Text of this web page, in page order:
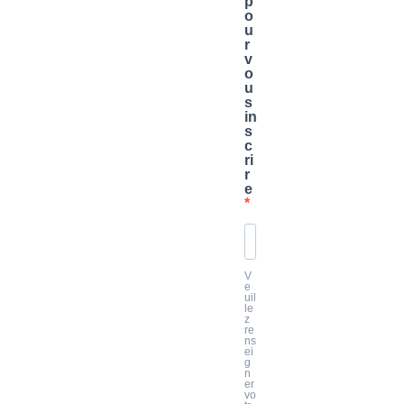
o
u
r
v
o
u
s
in
s
c
ri
r
e
V
e
uil
le
z
re
ns
ei
g
n
er
vo